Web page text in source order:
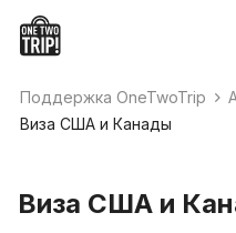
Поддержка OneTwoTrip
Виза США и Канады
Виза США и